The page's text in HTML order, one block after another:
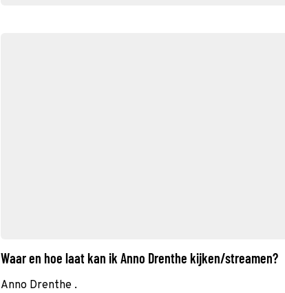
Waar en hoe laat kan ik Anno Drenthe kijken/streamen?
Anno Drenthe .